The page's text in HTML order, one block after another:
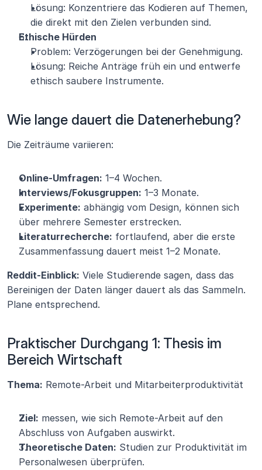
Lösung: Konzentriere das Kodieren auf Themen,
die direkt mit den Zielen verbunden sind.
Ethische Hürden
Problem: Verzögerungen bei der Genehmigung.
Lösung: Reiche Anträge früh ein und entwerfe
ethisch saubere Instrumente.
Wie lange dauert die Datenerhebung?
Die Zeiträume variieren:
Online-Umfragen: 1–4 Wochen.
Interviews/Fokusgruppen: 1–3 Monate.
Experimente: abhängig vom Design, können sich
über mehrere Semester erstrecken.
Literaturrecherche: fortlaufend, aber die erste
Zusammenfassung dauert meist 1–2 Monate.
Reddit-Einblick: Viele Studierende sagen, dass das
Bereinigen der Daten länger dauert als das Sammeln.
Plane entsprechend.
Praktischer Durchgang 1: Thesis im
Bereich Wirtschaft
Thema: Remote-Arbeit und Mitarbeiterproduktivität
Ziel: messen, wie sich Remote-Arbeit auf den
Abschluss von Aufgaben auswirkt.
Theoretische Daten: Studien zur Produktivität im
Personalwesen überprüfen.